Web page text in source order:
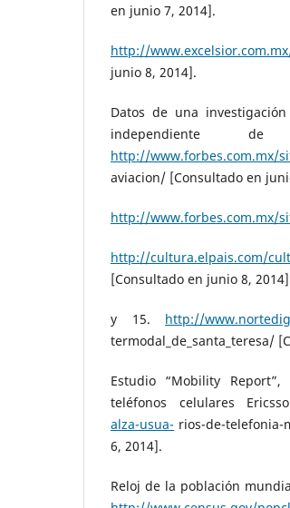
en junio 7, 2014].
http://
junio 8, 2014].
Datos de una
independiente
http://www.forbes.com.mx/
aviacion/ [Consultado en
http://www.forbes.com.mx/
http://cultura.elpais.com/
[Consultado en junio 8,
y 15. http://
termodal_de_santa_teresa/
Estudio “Mobility
teléfonos celulares
alza-usua- rios-de-telefonia-
6, 2014].
Reloj de la población